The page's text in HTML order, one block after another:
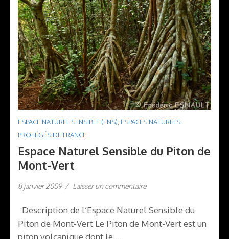
ESPACE NATUREL SENSIBLE (ENS) ESPACES NATURELS
PROTÉGÉS DE FRANCE
Espace Naturel Sensible du Piton de
Mont-Vert
8 janvier 2009 / Laisser un commentaire
Description de l’Espace Naturel Sensible du
Piton de Mont-Vert Le Piton de Mont-Vert est un
piton volcanique dont le …